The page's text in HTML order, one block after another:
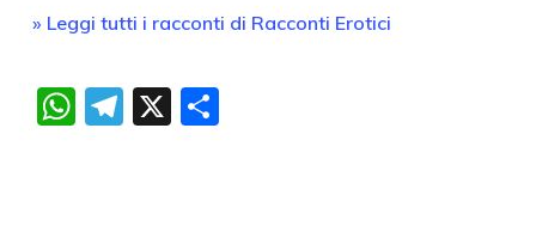
» Leggi tutti i racconti di Racconti Erotici
WhatsApp
Telegram
X Condividi